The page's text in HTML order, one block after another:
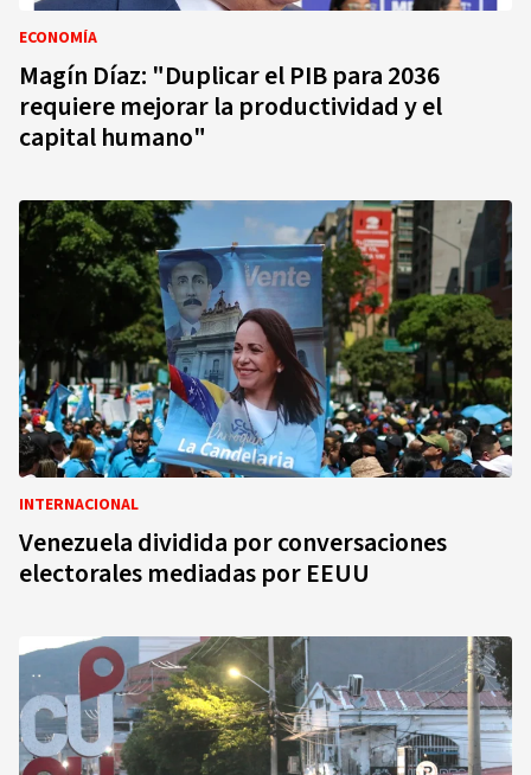
ECONOMÍA
Magín Díaz: "Duplicar el PIB para 2036
requiere mejorar la productividad y el
capital humano"
INTERNACIONAL
Venezuela dividida por conversaciones
electorales mediadas por EEUU